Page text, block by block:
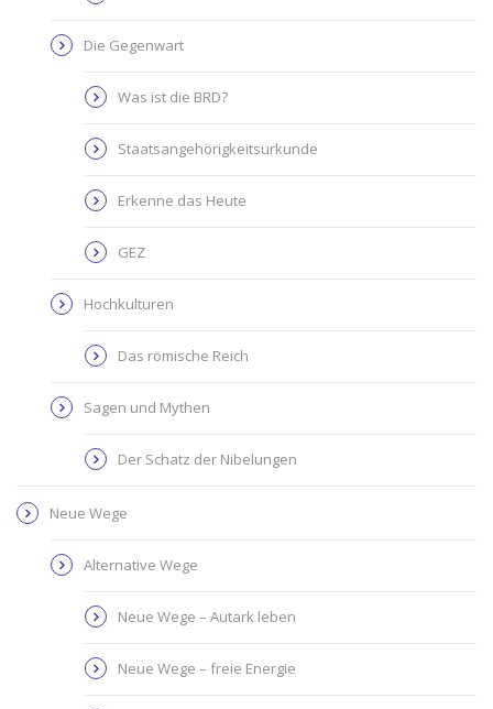
Die Gegenwart
Was ist die BRD?
Staatsangehörigkeitsurkunde
Erkenne das Heute
GEZ
Hochkulturen
Das römische Reich
Sagen und Mythen
Der Schatz der Nibelungen
Neue Wege
Alternative Wege
Neue Wege – Autark leben
Neue Wege – freie Energie